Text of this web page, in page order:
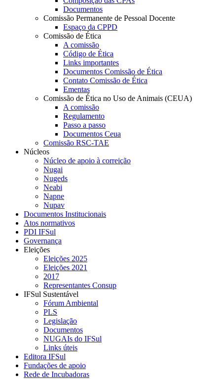
Documentos
Comissão Permanente de Pessoal Docente
Espaço da CPPD
Comissão de Ética
A comissão
Código de Ética
Links importantes
Documentos Comissão de Ética
Contato Comissão de Ética
Ementas
Comissão de Ética no Uso de Animais (CEUA)
A comissão
Regulamento
Passo a passo
Documentos Ceua
Comissão RSC-TAE
Núcleos
Núcleo de apoio à correição
Nugai
Nugeds
Neabi
Napne
Nupav
Documentos Institucionais
Atos normativos
PDI IFSul
Governança
Eleições
Eleições 2025
Eleições 2021
2017
Representantes Consup
IFSul Sustentável
Fórum Ambiental
PLS
Legislação
Documentos
NUGAIs do IFSul
Links úteis
Editora IFSul
Fundações de apoio
Rede de Incubadoras